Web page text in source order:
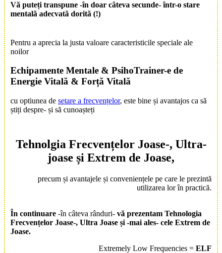
Vă puteți transpune -în doar câteva secunde- într-o stare
mentală adecvată dorită (!)
Pentru a aprecia la justa valoare caracteristicile speciale ale
noilor
Echipamente Mentale & PsihoTrainer-e de
Energie Vitală & Forță Vitală
cu optiunea de setare a frecvențelor, este bine și avantajos ca să
știți despre- și să cunoașteți
Tehnolgia FrecvențelorJoase-, Ultra-
joase și Extrem de Joase,
precum și avantajele și conveniențele pe care le prezintă
utilizarea lor în practică.
În continuare -în câteva rânduri- vă prezentam Tehnologia
Frecvențelor Joase-, Ultra Joase și -mai ales- cele Extrem de
Joase.
Extremely Low Frequencies = ELF